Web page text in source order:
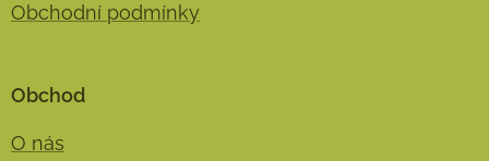
Obchodní podmínky
Obchod
O nás